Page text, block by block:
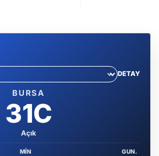
DETAY
BURSA
31C
Açık
MIN GUN.